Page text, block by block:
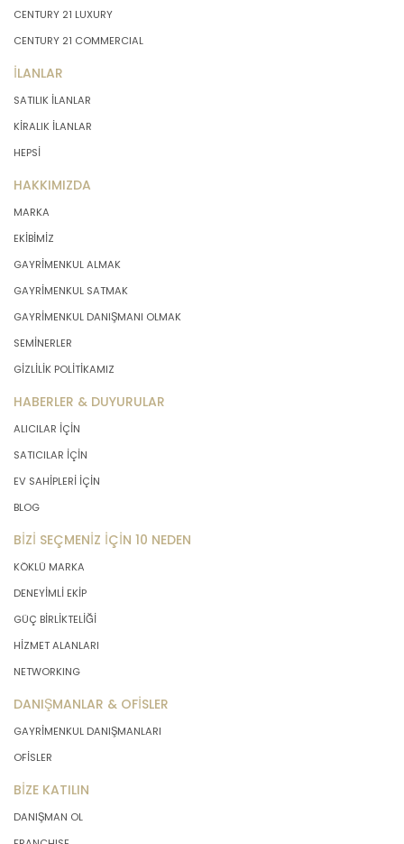
CENTURY 21 LUXURY
CENTURY 21 COMMERCIAL
İLANLAR
SATILIK İLANLAR
KİRALIK İLANLAR
HEPSİ
HAKKIMIZDA
MARKA
EKİBİMİZ
GAYRİMENKUL ALMAK
GAYRİMENKUL SATMAK
GAYRİMENKUL DANIŞMANI OLMAK
SEMİNERLER
GİZLİLİK POLİTİKAMIZ
HABERLER & DUYURULAR
ALICILAR İÇİN
SATICILAR İÇİN
EV SAHİPLERİ İÇİN
BLOG
BİZİ SEÇMENİZ İÇİN 10 NEDEN
KÖKLÜ MARKA
DENEYİMLİ EKİP
GÜÇ BİRLİKTELİĞİ
HİZMET ALANLARI
NETWORKING
DANIŞMANLAR & OFİSLER
GAYRİMENKUL DANIŞMANLARI
OFİSLER
BİZE KATILIN
DANIŞMAN OL